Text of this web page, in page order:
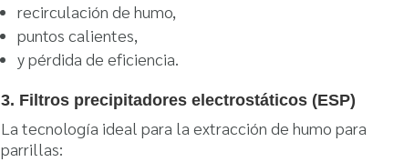
recirculación de humo,
puntos calientes,
y pérdida de eficiencia.
3. Filtros precipitadores electrostáticos (ESP)
La tecnología ideal para la extracción de humo para
parrillas: